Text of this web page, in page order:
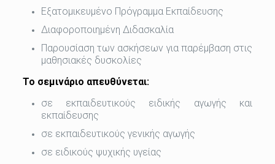
Εξατομικευμένο Πρόγραμμα Εκπαίδευσης
Διαφοροποιημένη Διδασκαλία
Παρουσίαση των ασκήσεων για παρέμβαση στις
μαθησιακές δυσκολίες
Το σεμινάριο απευθύνεται:
σε εκπαιδευτικούς ειδικής αγωγής και
εκπαίδευσης
σε εκπαιδευτικούς γενικής αγωγής
σε ειδικούς ψυχικής υγείας